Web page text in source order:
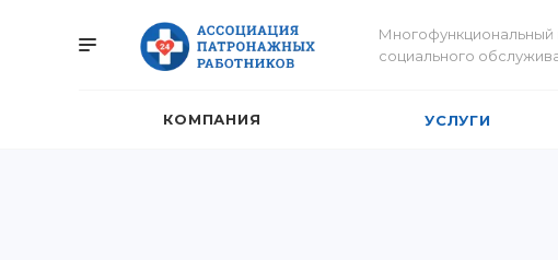
Многофункциональный
социального
КОМПАНИЯ УСЛУГИ